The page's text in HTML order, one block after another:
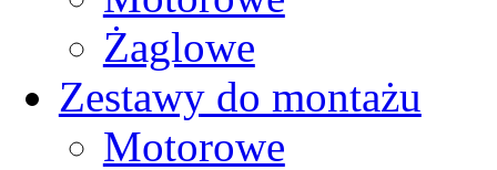
Żaglowe
Zestawy do montażu
Motorowe